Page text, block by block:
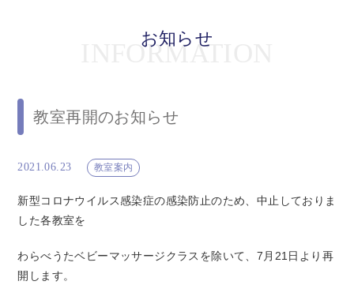
お知らせ
INFORMATION
教室再開のお知らせ
2021.06.23 教室案内
新型コロナウイルス感染症の感染防止のため、中止しておりま
した各教室を
わらべうたベビーマッサージクラスを除いて、7月21日より再
開します。